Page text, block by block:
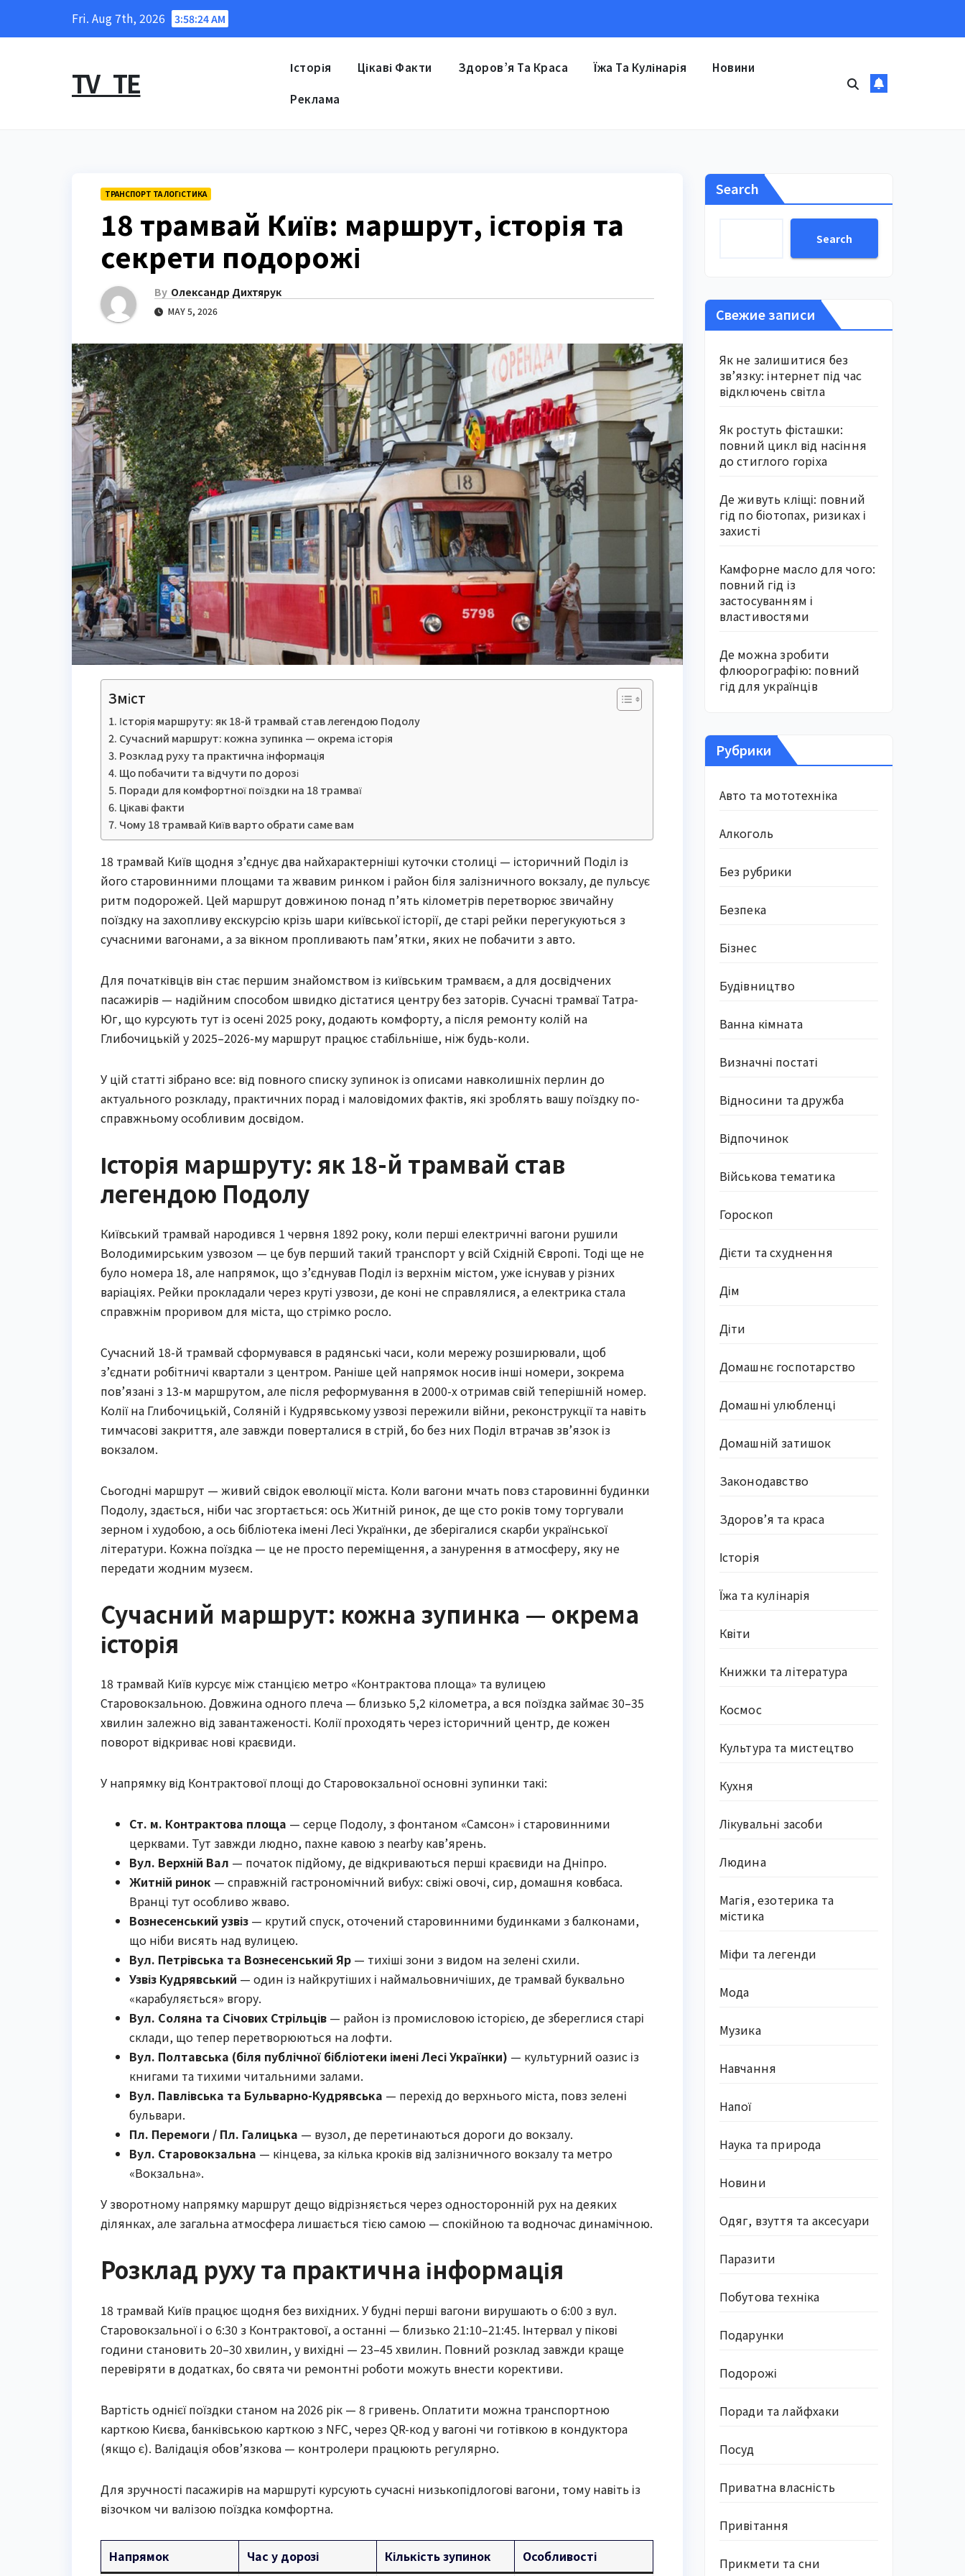
Fri. Aug 7th, 2026 3:58:25 AM
TV_TE Історія Цікаві Факти Здоров’я Та Краса Їжа Та Кулінарія Новини
Реклама
ТРАНСПОРТ ТА ЛОГІСТИКА
18 трамвай Київ: маршрут, історія та
секрети подорожі
By Олександр Дихтярук
MAY 5, 2026
Зміст
Історія маршруту: як 18-й трамвай став легендою Подолу
Сучасний маршрут: кожна зупинка — окрема історія
Розклад руху та практична інформація
Що побачити та відчути по дорозі
Поради для комфортної поїздки на 18 трамваї
Цікаві факти
Чому 18 трамвай Київ варто обрати саме вам
18 трамвай Київ щодня з’єднує два найхарактерніші куточки столиці — історичний Поділ із
його старовинними площами та жвавим ринком і район біля залізничного вокзалу, де пульсує
ритм подорожей. Цей маршрут довжиною понад п’ять кілометрів перетворює звичайну
поїздку на захопливу екскурсію крізь шари київської історії, де старі рейки перегукуються з
сучасними вагонами, а за вікном пропливають пам’ятки, яких не побачити з авто.
Для початківців він стає першим знайомством із київським трамваєм, а для досвідчених
пасажирів — надійним способом швидко дістатися центру без заторів. Сучасні трамваї Татра-
Юг, що курсують тут із осені 2025 року, додають комфорту, а після ремонту колій на
Глибочицькій у 2025–2026-му маршрут працює стабільніше, ніж будь-коли.
У цій статті зібрано все: від повного списку зупинок із описами навколишніх перлин до
актуального розкладу, практичних порад і маловідомих фактів, які зроблять вашу поїздку по-
справжньому особливим досвідом.
Історія маршруту: як 18-й трамвай став
легендою Подолу
Київський трамвай народився 1 червня 1892 року, коли перші електричні вагони рушили
Володимирським узвозом — це був перший такий транспорт у всій Східній Європі. Тоді ще не
було номера 18, але напрямок, що з’єднував Поділ із верхнім містом, уже існував у різних
варіаціях. Рейки прокладали через круті узвози, де коні не справлялися, а електрика стала
справжнім проривом для міста, що стрімко росло.
Сучасний 18-й трамвай сформувався в радянські часи, коли мережу розширювали, щоб
з’єднати робітничі квартали з центром. Раніше цей напрямок носив інші номери, зокрема
пов’язані з 13-м маршрутом, але після реформування в 2000-х отримав свій теперішній номер.
Колії на Глибочицькій, Соляній і Кудрявському узвозі пережили війни, реконструкції та навіть
тимчасові закриття, але завжди поверталися в стрій, бо без них Поділ втрачав зв’язок із
вокзалом.
Сьогодні маршрут — живий свідок еволюції міста. Коли вагони мчать повз старовинні будинки
Подолу, здається, ніби час згортається: ось Житній ринок, де ще сто років тому торгували
зерном і худобою, а ось бібліотека імені Лесі Українки, де зберігалися скарби української
літератури. Кожна поїздка — це не просто переміщення, а занурення в атмосферу, яку не
передати жодним музеєм.
Сучасний маршрут: кожна зупинка — окрема
історія
18 трамвай Київ курсує між станцією метро «Контрактова площа» та вулицею
Старовокзальною. Довжина одного плеча — близько 5,2 кілометра, а вся поїздка займає 30–35
хвилин залежно від завантаженості. Колії проходять через історичний центр, де кожен
поворот відкриває нові краєвиди.
У напрямку від Контрактової площі до Старовокзальної основні зупинки такі:
Ст. м. Контрактова площа — серце Подолу, з фонтаном «Самсон» і старовинними
церквами. Тут завжди людно, пахне кавою з nearby кав’ярень.
Вул. Верхній Вал — початок підйому, де відкриваються перші краєвиди на Дніпро.
Житній ринок — справжній гастрономічний вибух: свіжі овочі, сир, домашня ковбаса.
Вранці тут особливо жваво.
Вознесенський узвіз — крутий спуск, оточений старовинними будинками з балконами,
що ніби висять над вулицею.
Вул. Петрівська та Вознесенський Яр — тихіші зони з видом на зелені схили.
Узвіз Кудрявський — один із найкрутіших і наймальовничіших, де трамвай буквально
«карабуляється» вгору.
Вул. Соляна та Січових Стрільців — район із промисловою історією, де збереглися старі
склади, що тепер перетворюються на лофти.
Вул. Полтавська (біля публічної бібліотеки імені Лесі Українки) — культурний оазис із
книгами та тихими читальними залами.
Вул. Павлівська та Бульварно-Кудрявська — перехід до верхнього міста, повз зелені
бульвари.
Пл. Перемоги / Пл. Галицька — вузол, де перетинаються дороги до вокзалу.
Вул. Старовокзальна — кінцева, за кілька кроків від залізничного вокзалу та метро
«Вокзальна».
У зворотному напрямку маршрут дещо відрізняється через односторонній рух на деяких
ділянках, але загальна атмосфера лишається тією самою — спокійною та водночас динамічною.
Розклад руху та практична інформація
18 трамвай Київ працює щодня без вихідних. У будні перші вагони вирушають о 6:00 з вул.
Старовокзальної і о 6:30 з Контрактової, а останні — близько 21:10–21:45. Інтервал у пікові
години становить 20–30 хвилин, у вихідні — 23–45 хвилин. Повний розклад завжди краще
перевіряти в додатках, бо свята чи ремонтні роботи можуть внести корективи.
Вартість однієї поїздки станом на 2026 рік — 8 гривень. Оплатити можна транспортною
карткою Києва, банківською карткою з NFC, через QR-код у вагоні чи готівкою в кондуктора
(якщо є). Валідація обов’язкова — контролери працюють регулярно.
Для зручності пасажирів на маршруті курсують сучасні низькопідлогові вагони, тому навіть із
візочком чи валізою поїздка комфортна.
Напрямок Час у дорозі Кількість зупинок Особливості
Search
Search
Свежие записи
Як не залишитися без
зв’язку: інтернет під час
відключень світла
Як ростуть фісташки:
повний цикл від насіння
до стиглого горіха
Де живуть кліщі: повний
гід по біотопах, ризиках і
захисті
Камфорне масло для чого:
повний гід із
застосуванням і
властивостями
Де можна зробити
флюорографію: повний
гід для українців
Рубрики
Авто та мототехніка
Алкоголь
Без рубрики
Безпека
Бізнес
Будівництво
Ванна кімната
Визначні постаті
Відносини та дружба
Відпочинок
Військова тематика
Гороскоп
Дієти та схуднення
Дім
Діти
Домашнє госпотарство
Домашні улюбленці
Домашній затишок
Законодавство
Здоров’я та краса
Історія
Їжа та кулінарія
Квіти
Книжки та література
Космос
Культура та мистецтво
Кухня
Лікувальні засоби
Людина
Магія, езотерика та
містика
Міфи та легенди
Мода
Музика
Навчання
Напої
Наука та природа
Новини
Одяг, взуття та аксесуари
Паразити
Побутова техніка
Подарунки
Подорожі
Поради та лайфхаки
Посуд
Приватна власність
Привітання
Прикмети та сни